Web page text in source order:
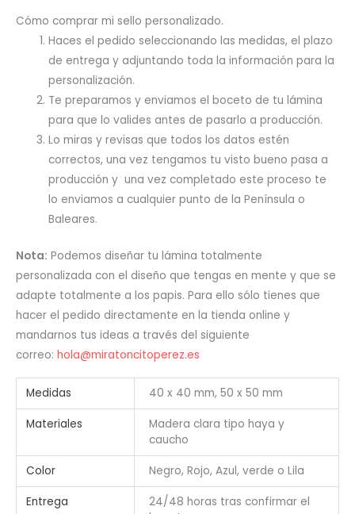
Cómo comprar mi sello personalizado.
Haces el pedido seleccionando las medidas, el plazo
de entrega y adjuntando toda la información para la
personalización.
Te preparamos y enviamos el boceto de tu lámina
para que lo valides antes de pasarlo a producción.
Lo miras y revisas que todos los datos estén
correctos, una vez tengamos tu visto bueno pasa a
producción y una vez completado este proceso te
lo enviamos a cualquier punto de la Península o
Baleares.
Nota: Podemos diseñar tu lámina totalmente
personalizada con el diseño que tengas en mente y que se
adapte totalmente a los papis. Para ello sólo tienes que
hacer el pedido directamente en la tienda online y
mandarnos tus ideas a través del siguiente
correo: hola@miratoncitoperez.es
Medidas 40 x 40 mm, 50 x 50 mm
Materiales
Madera clara tipo haya y
caucho
Color Negro, Rojo, Azul, verde o Lila
Entrega
24/48 horas tras confirmar el